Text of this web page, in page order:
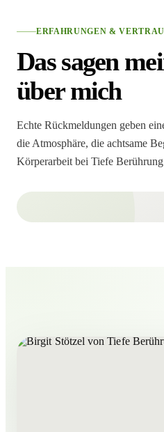
ERFAHRUNGEN &
Das sagen
über mich
Echte Rückmeldungen geben
die Atmosphäre, die achtsame
Körperarbeit bei Tiefe